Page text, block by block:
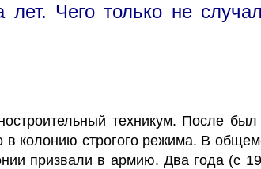
лет. Чего только не
техникум. После
колонию строгого режима. В
призвали в армию. Два года (с